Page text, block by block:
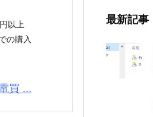
以上
の購入
買 ...
最新記事